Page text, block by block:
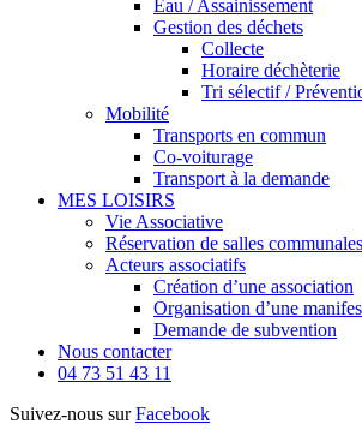
Eau / Assainissement
Gestion des déchets
Collecte
Horaire déchèterie
Tri sélectif /
Mobilité
Transports en commun
Co-voiturage
Transport à la demande
MES LOISIRS
Vie Associative
Réservation de salles communales
Acteurs associatifs
Création d’une association
Organisation d’une
Demande de subvention
Nous contacter
04 73 51 43 11
Suivez-nous surFacebook